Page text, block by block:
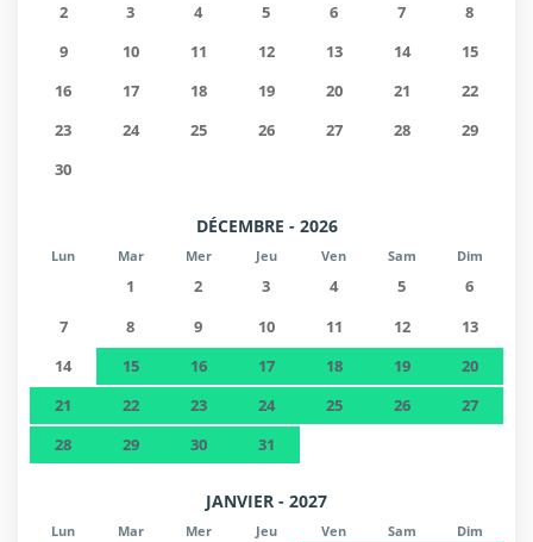
2
3 4 5 6 7
8
9
10 11 12 13 14
15
16
17 18 19 20 21
22
23
24 25 26 27 28
29
30
DÉCEMBRE - 2026
Lun Mar Mer Jeu Ven Sam Dim
1 2 3 4 5
6
7
8 9 10 11 12
13
14
15 16 17 18 19
20
21
22 23 24 25 26
27
28
29 30 31
JANVIER - 2027
Lun Mar Mer Jeu Ven Sam Dim